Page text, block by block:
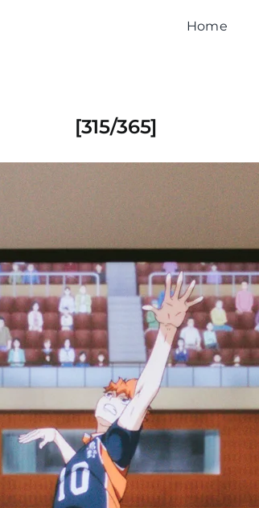
Home
[315/365]